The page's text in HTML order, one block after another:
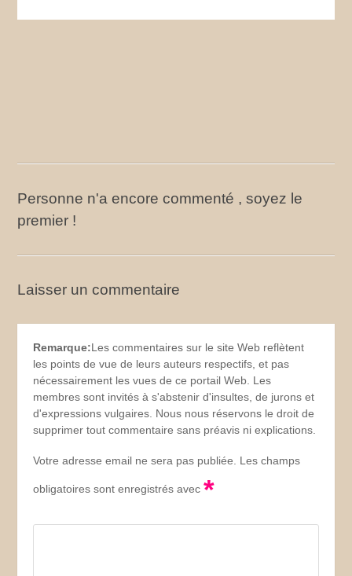
Personne n'a encore commenté , soyez le
premier !
Laisser un commentaire
Remarque:Les commentaires sur le site Web reflètent
les points de vue de leurs auteurs respectifs, et pas
nécessairement les vues de ce portail Web. Les
membres sont invités à s'abstenir d'insultes, de jurons et
d'expressions vulgaires. Nous nous réservons le droit de
supprimer tout commentaire sans préavis ni explications.
Votre adresse email ne sera pas publiée. Les champs
obligatoires sont enregistrés avec*